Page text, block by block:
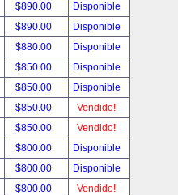
$890.00
Disponible
$890.00
Disponible
$880.00
Disponible
$850.00
Disponible
$850.00
Disponible
$850.00
Vendido!
$850.00
Vendido!
$800.00
Disponible
$800.00
Disponible
$800.00
Vendido!